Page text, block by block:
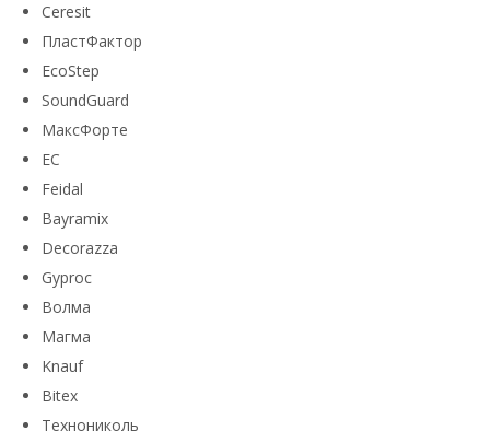
Ceresit
ПластФактор
EcoStep
SoundGuard
МаксФорте
ЕС
Feidal
Bayramix
Decorazza
Gyproc
Волма
Магма
Knauf
Bitex
Технониколь